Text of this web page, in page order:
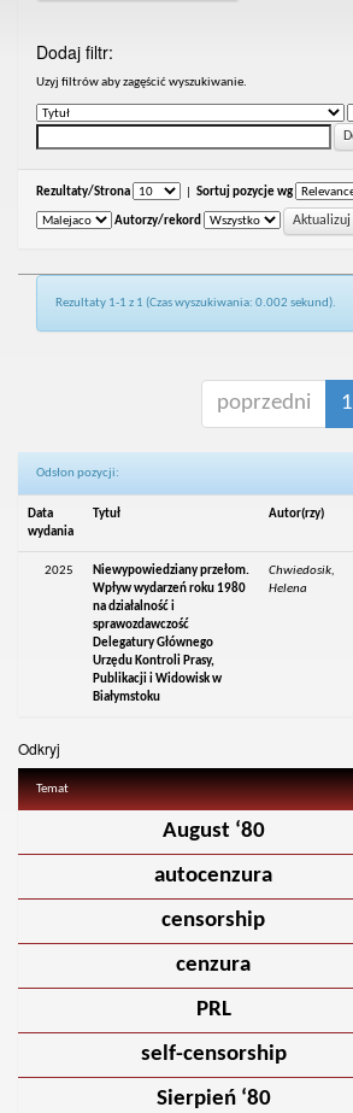
Dodaj filtr:
Uzyj filtrów aby zagęścić wyszukiwanie.
Rezultaty/Strona Sortuj pozycje wg
Autorzy/rekord
Rezultaty 1-1 z 1 (Czas wyszukiwania: 0.002 sekund).
poprzedni 1
Odsłon pozycji:
Data
wydania
Tytuł Autor(rzy)
2025
Niewypowiedziany przełom.
Wpływ wydarzeń roku 1980
na działalność i
sprawozdawczość
Delegatury Głównego
Urzędu Kontroli Prasy,
Publikacji i Widowisk w
Białymstoku
Chwiedosik,
Helena
Odkryj
Temat
August ‘80
autocenzura
censorship
cenzura
PRL
self-censorship
Sierpień ‘80